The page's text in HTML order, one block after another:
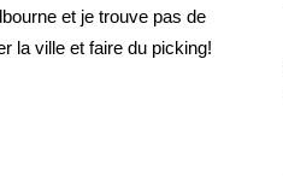
et je trouve pas de
la ville et faire du picking!